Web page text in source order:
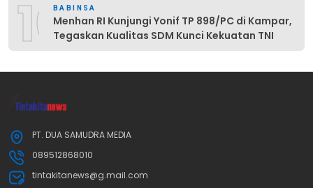
10BABINSA
Menhan RI Kunjungi Yonif TP 898/PC di Kampar,
Tegaskan Kualitas SDM Kunci Kekuatan TNI
PT. DUA SAMUDRA MEDIA
089512868010
tintakitanews@g.mail.com